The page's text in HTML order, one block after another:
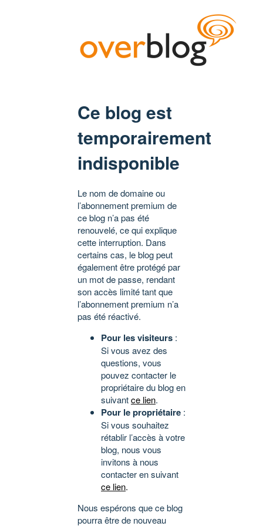
Ce blog est
temporairement
indisponible
Le nom de domaine ou
l’abonnement premium de
ce blog n’a pas été
renouvelé, ce qui explique
cette interruption. Dans
certains cas, le blog peut
également être protégé par
un mot de passe, rendant
son accès limité tant que
l’abonnement premium n’a
pas été réactivé.
Pour les visiteurs :
Si vous avez des
questions, vous
pouvez contacter le
propriétaire du blog en
suivantce lien.
Pour le propriétaire :
Si vous souhaitez
rétablir l’accès à votre
blog, nous vous
invitons à nous
contacter en suivant
ce lien.
Nous espérons que ce blog
pourra être de nouveau